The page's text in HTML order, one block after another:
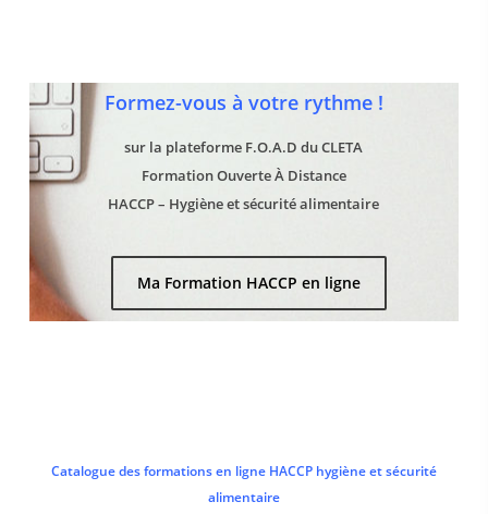
Formez-vous à votre rythme !
sur la plateforme F.O.A.D du CLETA
Formation Ouverte À Distance
HACCP – Hygiène et sécurité alimentaire
Ma Formation HACCP en ligne
Catalogue des formations en ligne HACCP hygiène et sécurité
alimentaire